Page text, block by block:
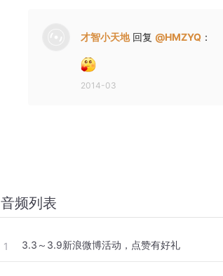
才智小天地 回复 @HMZYQ ：
2014-03
音频列表
1 3.3～3.9新浪微博活动，点赞有好礼